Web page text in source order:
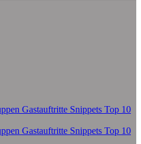
Gastauftritte Snippets Top 10
Gastauftritte Snippets Top 10